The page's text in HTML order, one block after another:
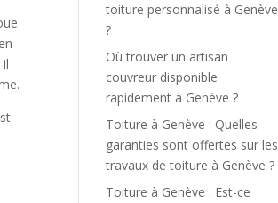
toiture personnalisé à Genève
?
Où trouver un artisan
couvreur disponible
rapidement à Genève ?
Toiture à Genève : Quelles
garanties sont offertes sur les
travaux de toiture à Genève ?
Toiture à Genève : Est-ce